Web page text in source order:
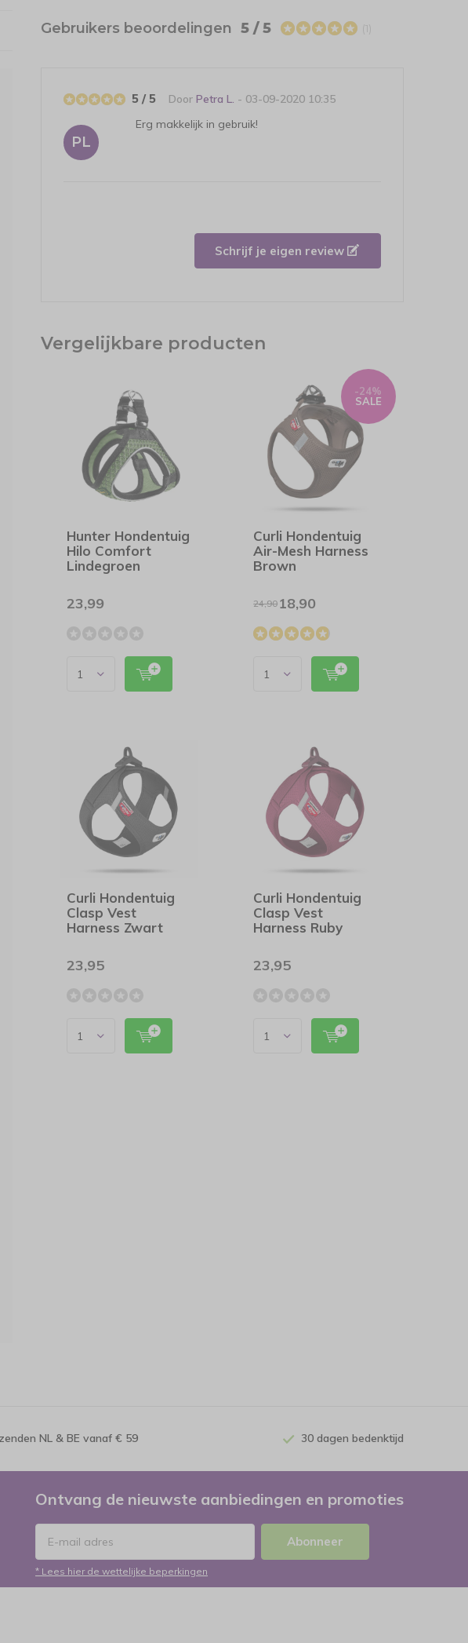
Gebruikers beoordelingen 5 / 5 (1)
PL
DoorPetra L. - 03-09-2020 10:35
5 / 5
Erg makkelijk in gebruik!
Schrijf je eigen review
Vergelijkbare producten
Hunter Hondentuig
Hilo Comfort
Lindegroen
23,99
Curli Hondentuig
Air-Mesh Harness
Brown
-24%
SALE
24,9018,90
Curli Hondentuig
Clasp Vest
Harness Zwart
23,95
Curli Hondentuig
Clasp Vest
Harness Ruby
23,95
NL & BE vanaf € 59 30 dagen bedenktijd
Ontvang de nieuwste aanbiedingen en promoties
Abonneer
* Lees hier de wettelijke beperkingen